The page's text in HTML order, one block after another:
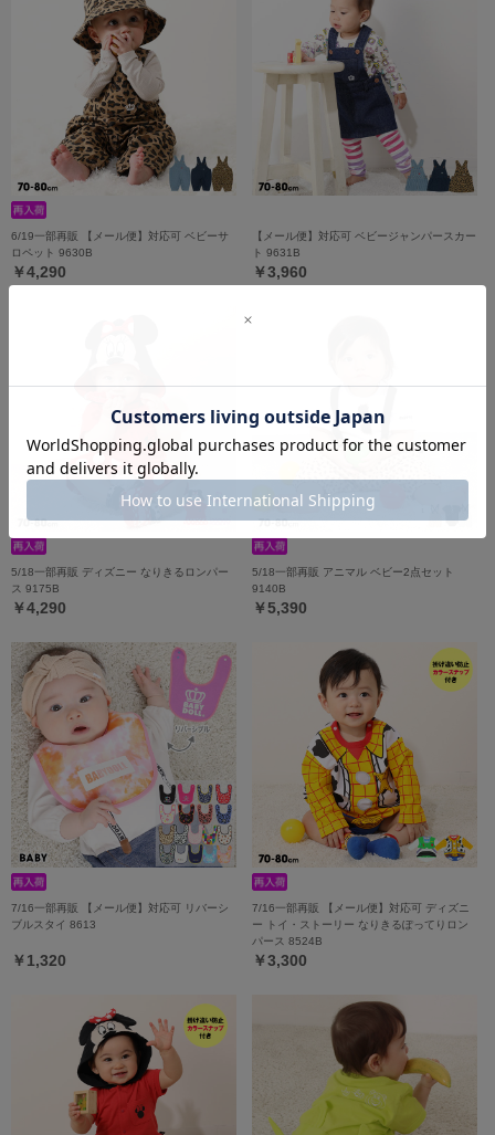
6/19一部再販 【メール便】対応可 ベビーサ
ロペット 9630B
￥4,290
【メール便】対応可 ベビージャンパースカー
ト 9631B
￥3,960
5/18一部再販 ディズニー なりきるロンパー
ス 9175B
￥4,290
5/18一部再販 アニマル ベビー2点セット
9140B
￥5,390
7/16一部再販 【メール便】対応可 リバーシ
ブルスタイ 8613
￥1,320
7/16一部再販 【メール便】対応可 ディズニ
ー トイ・ストーリー なりきるぽってりロン
パース 8524B
￥3,300